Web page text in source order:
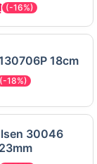
bấm Tolsen
10049 có
vượt trội
(-16%)
18cm
(-18%)
30046